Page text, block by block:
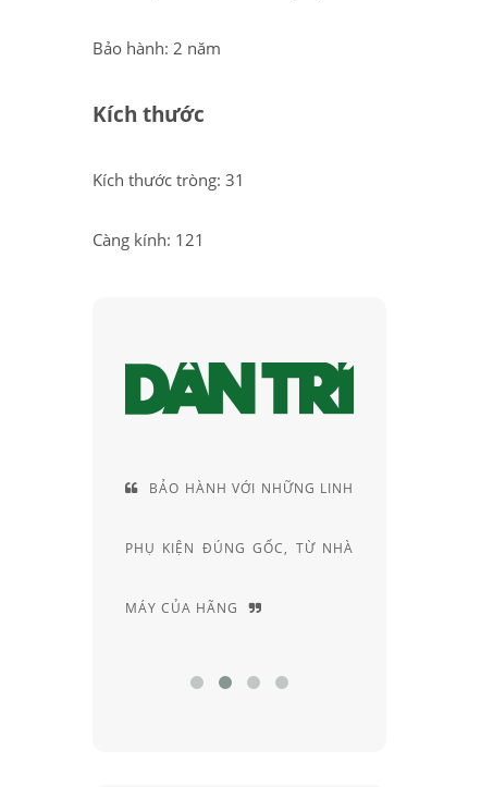
Bảo hành: 2 năm
Kích thước
Kích thước tròng: 31
Càng kính: 121
CUNG CÁCH TƯ VẤN RẤT
RIÊNG, ĐẦY AM HIỂU VÀ
CHUYÊN SÂU